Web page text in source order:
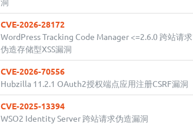
CVE-2026-28172
WordPress Tracking Code Manager <=2.6.0 跨站请求
伪造存储型XSS漏洞
CVE-2026-70556
Hubzilla 11.2.1 OAuth2授权端点应用注册CSRF漏洞
CVE-2025-13394
WSO2 Identity Server 跨站请求伪造漏洞